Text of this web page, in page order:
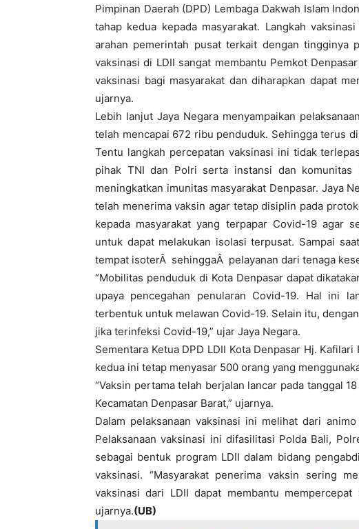
Pimpinan Daerah (DPD) Lembaga Dakwah Islam
tahap kedua kepada masyarakat. Langkah
arahan pemerintah pusat terkait dengan tingginya
vaksinasi di LDII sangat membantu Pemkot
vaksinasi bagi masyarakat dan diharapkan dapat
ujarnya.
Lebih lanjut Jaya Negara menyampaikan
telah mencapai 672 ribu penduduk. Sehingga terus
Tentu langkah percepatan vaksinasi ini tidak
pihak TNI dan Polri serta instansi dan
meningkatkan imunitas masyarakat Denpasar. Jaya
telah menerima vaksin agar tetap disiplin pada
kepada masyarakat yang terpapar Covid-19 agar
untuk dapat melakukan isolasi terpusat. Sampai
tempat isoterÂ sehinggaÂ pelayanan dari tenaga
“Mobilitas penduduk di Kota Denpasar dapat
upaya pencegahan penularan Covid-19. Hal ini
terbentuk untuk melawan Covid-19. Selain itu,
jika terinfeksi Covid-19,” ujar Jaya Negara.
Sementara Ketua DPD LDII Kota Denpasar Hj.
kedua ini tetap menyasar 500 orang yang
“Vaksin pertama telah berjalan lancar pada tanggal
Kecamatan Denpasar Barat,” ujarnya.
Dalam pelaksanaan vaksinasi ini melihat dari
Pelaksanaan vaksinasi ini difasilitasi Polda Bali,
sebagai bentuk program LDII dalam bidang
vaksinasi. “Masyarakat penerima vaksin sering
vaksinasi dari LDII dapat membantu mempercepat
ujarnya.(UB)